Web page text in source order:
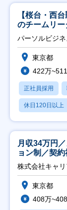
【桜台・西
のチームリー
パーソルビジ
東京都
422万
正社員採用
休日120日以上
月収34万円
ョン制／契
株式会社キャ
東京都
408万